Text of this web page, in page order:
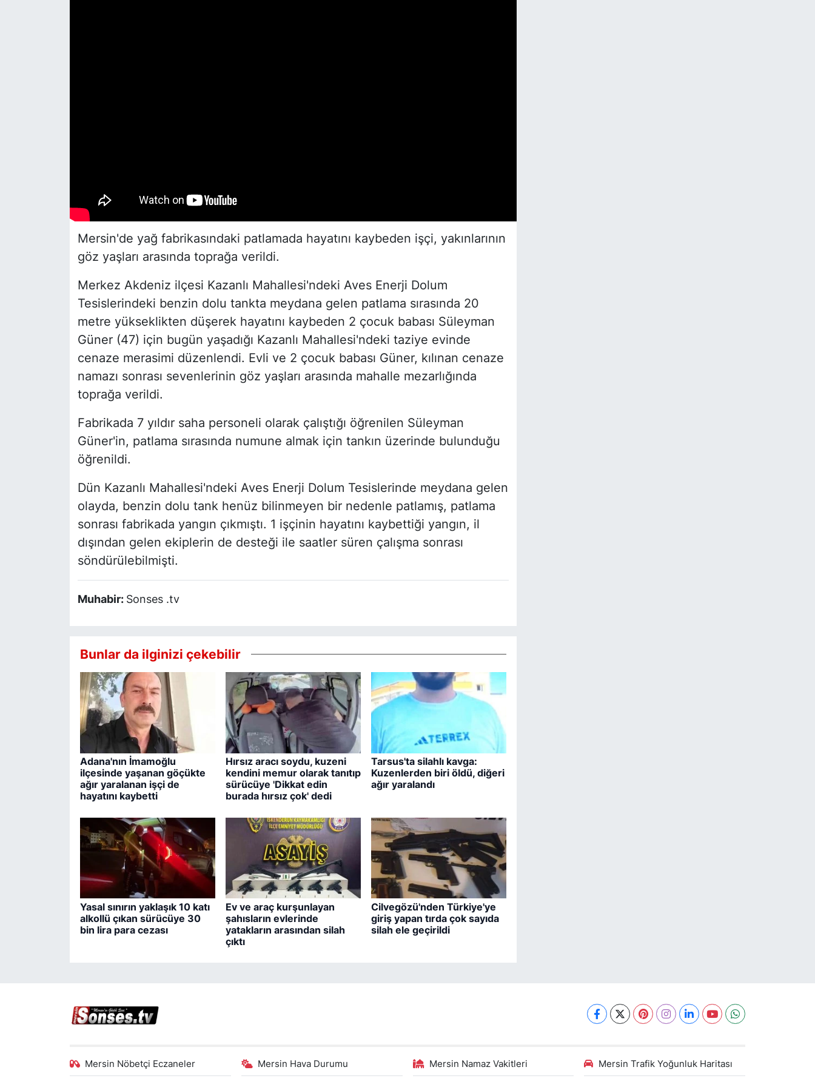
Mersin'de yağ fabrikasındaki patlamada hayatını kaybeden işçi, yakınlarının
göz yaşları arasında toprağa verildi.
Merkez Akdeniz ilçesi Kazanlı Mahallesi'ndeki Aves Enerji Dolum
Tesislerindeki benzin dolu tankta meydana gelen patlama sırasında 20
metre yükseklikten düşerek hayatını kaybeden 2 çocuk babası Süleyman
Güner (47) için bugün yaşadığı Kazanlı Mahallesi'ndeki taziye evinde
cenaze merasimi düzenlendi. Evli ve 2 çocuk babası Güner, kılınan cenaze
namazı sonrası sevenlerinin göz yaşları arasında mahalle mezarlığında
toprağa verildi.
Fabrikada 7 yıldır saha personeli olarak çalıştığı öğrenilen Süleyman
Güner'in, patlama sırasında numune almak için tankın üzerinde bulunduğu
öğrenildi.
Dün Kazanlı Mahallesi'ndeki Aves Enerji Dolum Tesislerinde meydana gelen
olayda, benzin dolu tank henüz bilinmeyen bir nedenle patlamış, patlama
sonrası fabrikada yangın çıkmıştı. 1 işçinin hayatını kaybettiği yangın, il
dışından gelen ekiplerin de desteği ile saatler süren çalışma sonrası
söndürülebilmişti.
Muhabir: Sonses .tv
Bunlar da ilginizi çekebilir
Adana'nın İmamoğlu
ilçesinde yaşanan göçükte
ağır yaralanan işçi de
hayatını kaybetti
Hırsız aracı soydu, kuzeni
kendini memur olarak tanıtıp
sürücüye 'Dikkat edin
burada hırsız çok' dedi
Tarsus'ta silahlı kavga:
Kuzenlerden biri öldü, diğeri
ağır yaralandı
Yasal sınırın yaklaşık 10 katı
alkollü çıkan sürücüye 30
bin lira para cezası
Ev ve araç kurşunlayan
şahısların evlerinde
yatakların arasından silah
çıktı
Cilvegözü'nden Türkiye'ye
giriş yapan tırda çok sayıda
silah ele geçirildi
Mersin Nöbetçi Eczaneler Mersin Hava Durumu Mersin Namaz Vakitleri Mersin Trafik Yoğunluk Haritası